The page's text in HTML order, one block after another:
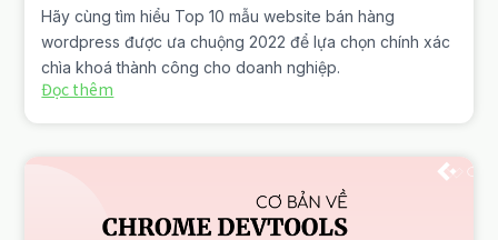
Hãy cùng tìm hiểu Top 10 mẫu website bán hàng
wordpress được ưa chuộng 2022 để lựa chọn chính xác
chìa khoá thành công cho doanh nghiệp.
Đọc thêm